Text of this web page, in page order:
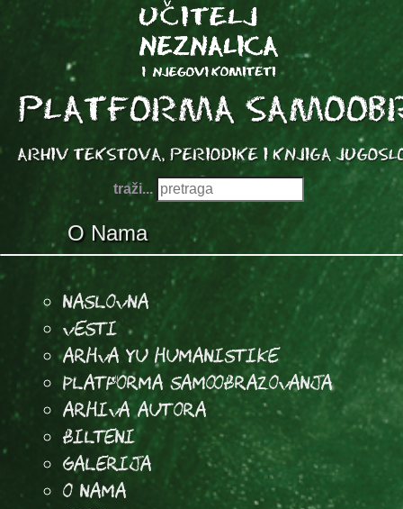
traži...
O Nama
Naslovna
Vesti
Arhva YU Humanistike
Platforma samoobrazovanja
arhiva autora
Bilteni
Galerija
O Nama